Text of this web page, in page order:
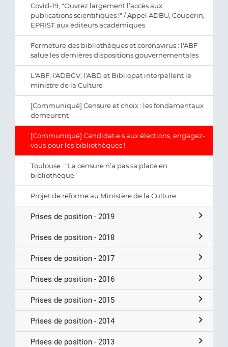
Covid-19, "Ouvrez largement l’accès aux
publications scientifiques !" / Appel ADBU, Couperin,
EPRIST aux éditeurs académiques
Fermeture des bibliothèques et coronavirus : l'ABF
salue les dernières dispositions gouvernementales
L'ABF, l'ADBGV, l'ABD et Bibliopat interpellent le
ministre de la Culture
[Communiqué] Censure et choix : les fondamentaux
demeurent
[Communiqué] Candidat·e·s aux élections, engagez-
vous pour les bibliothèques !
Toulouse : “La censure n’a pas sa place en
bibliothèque”
Projet de réforme au Ministère de la Culture
Prises de position - 2019
Prises de position - 2018
Prises de position - 2017
Prises de position - 2016
Prises de position - 2015
Prises de position - 2014
Prises de position - 2013